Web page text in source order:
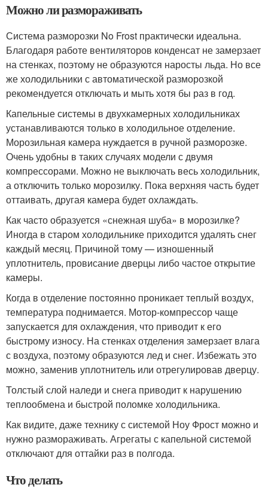
Можно ли размораживать
Система разморозки No Frost практически идеальна.
Благодаря работе вентиляторов конденсат не замерзает
на стенках, поэтому не образуются наросты льда. Но все
же холодильники с автоматической разморозкой
рекомендуется отключать и мыть хотя бы раз в год.
Капельные системы в двухкамерных холодильниках
устанавливаются только в холодильное отделение.
Морозильная камера нуждается в ручной разморозке.
Очень удобны в таких случаях модели с двумя
компрессорами. Можно не выключать весь холодильник,
а отключить только морозилку. Пока верхняя часть будет
оттаивать, другая камера будет охлаждать.
Как часто образуется «снежная шуба» в морозилке?
Иногда в старом холодильнике приходится удалять снег
каждый месяц. Причиной тому — изношенный
уплотнитель, провисание дверцы либо частое открытие
камеры.
Когда в отделение постоянно проникает теплый воздух,
температура поднимается. Мотор-компрессор чаще
запускается для охлаждения, что приводит к его
быстрому износу. На стенках отделения замерзает влага
с воздуха, поэтому образуются лед и снег. Избежать это
можно, заменив уплотнитель или отрегулировав дверцу.
Толстый слой наледи и снега приводит к нарушению
теплообмена и быстрой поломке холодильника.
Как видите, даже технику с системой Ноу Фрост можно и
нужно размораживать. Агрегаты с капельной системой
отключают для оттайки раз в полгода.
Что делать